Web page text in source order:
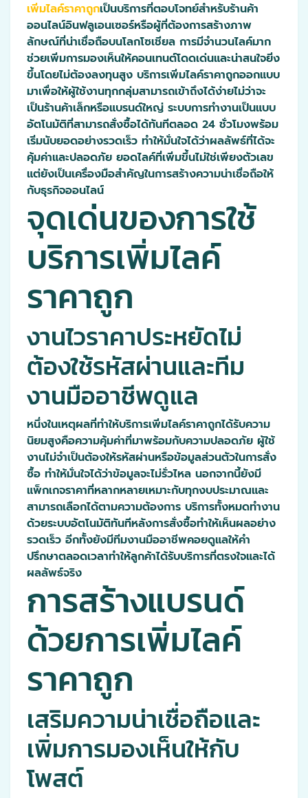
เพิ่มไลค์ราคาถูกเป็นบริการที่ตอบโจทย์สำหรับร้านค้า
ออนไลน์อินฟลูเอนเซอร์หรือผู้ที่ต้องการสร้างภาพ
ลักษณ์ที่น่าเชื่อถือบนโลกโซเชียล การมีจำนวนไลค์มาก
ช่วยเพิ่มการมองเห็นให้คอนเทนต์โดดเด่นและน่าสนใจยิ่ง
ขึ้นโดยไม่ต้องลงทุนสูง บริการเพิ่มไลค์ราคาถูกออกแบบ
มาเพื่อให้ผู้ใช้งานทุกกลุ่มสามารถเข้าถึงได้ง่ายไม่ว่าจะ
เป็นร้านค้าเล็กหรือแบรนด์ใหญ่ ระบบการทำงานเป็นแบบ
อัตโนมัติที่สามารถสั่งซื้อได้ทันทีตลอด 24 ชั่วโมงพร้อม
เริ่มนับยอดอย่างรวดเร็ว ทำให้มั่นใจได้ว่าผลลัพธ์ที่ได้จะ
คุ้มค่าและปลอดภัย ยอดไลค์ที่เพิ่มขึ้นไม่ใช่เพียงตัวเลข
แต่ยังเป็นเครื่องมือสำคัญในการสร้างความน่าเชื่อถือให้
กับธุรกิจออนไลน์
จุดเด่นของการใช้
บริการเพิ่มไลค์
ราคาถูก
งานไวราคาประหยัดไม่
ต้องใช้รหัสผ่านและทีม
งานมืออาชีพดูแล
หนึ่งในเหตุผลที่ทำให้บริการเพิ่มไลค์ราคาถูกได้รับความ
นิยมสูงคือความคุ้มค่าที่มาพร้อมกับความปลอดภัย ผู้ใช้
งานไม่จำเป็นต้องให้รหัสผ่านหรือข้อมูลส่วนตัวในการสั่ง
ซื้อ ทำให้มั่นใจได้ว่าข้อมูลจะไม่รั่วไหล นอกจากนี้ยังมี
แพ็กเกจราคาที่หลากหลายเหมาะกับทุกงบประมาณและ
สามารถเลือกได้ตามความต้องการ บริการทั้งหมดทำงาน
ด้วยระบบอัตโนมัติทันทีหลังการสั่งซื้อทำให้เห็นผลอย่าง
รวดเร็ว อีกทั้งยังมีทีมงานมืออาชีพคอยดูแลให้คำ
ปรึกษาตลอดเวลาทำให้ลูกค้าได้รับบริการที่ตรงใจและได้
ผลลัพธ์จริง
การสร้างแบรนด์
ด้วยการเพิ่มไลค์
ราคาถูก
เสริมความน่าเชื่อถือและ
เพิ่มการมองเห็นให้กับ
โพสต์